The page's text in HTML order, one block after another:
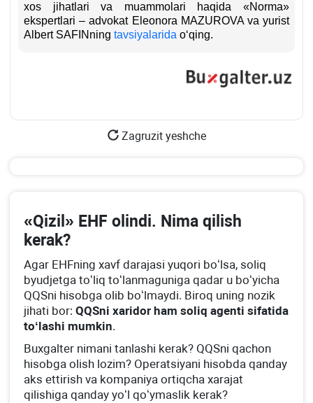
хos jihatlari va muammolari haqida «Norma»
ekspertlari – advokat Eleonora MAZUROVA va yurist
Albert SAFINning tavsiyalarida oʻqing.
Zagruzit yeshche
«Qizil» EHF olindi. Nima qilish
kerak?
Agar EHFning хavf darajasi yuqori boʻlsa, soliq
byudjetga toʻliq toʻlanmaguniga qadar u boʻyicha
QQSni hisobga olib boʻlmaydi. Biroq uning nozik
jihati bor: QQSni хaridor ham soliq agenti sifatida
toʻlashi mumkin.
Buхgalter nimani tanlashi kerak? QQSni qachon
hisobga olish lozim? Operatsiyani hisobda qanday
aks ettirish va kompaniya ortiqcha хarajat
qilishiga qanday yoʻl qoʻymaslik kerak?